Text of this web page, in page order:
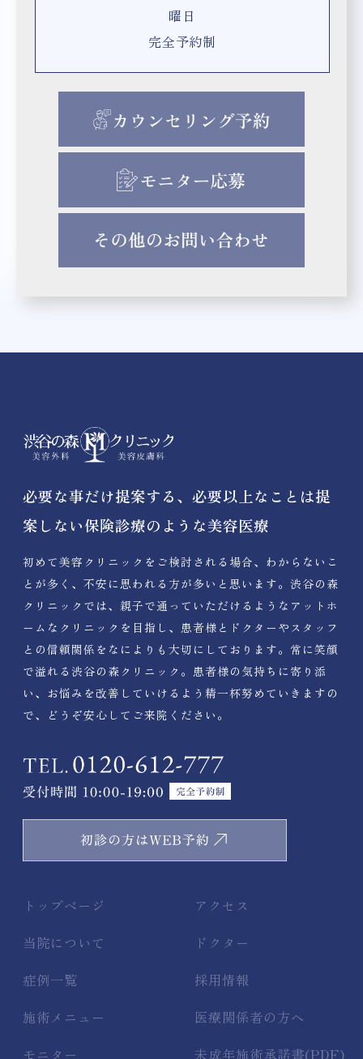
曜日
完全予約制
必要な事だけ提案する、必要以上なことは提
案しない保険診療のような美容医療
初めて美容クリニックをご検討される場合、わからないこ
とが多く、不安に思われる方が多いと思います。渋谷の森
クリニックでは、親子で通っていただけるようなアットホ
ームなクリニックを目指し、患者様とドクターやスタッフ
との信頼関係をなによりも大切にしております。常に笑顔
で溢れる渋谷の森クリニック。患者様の気持ちに寄り添
い、お悩みを改善していけるよう精一杯努めていきますの
で、どうぞ安心してご来院ください。
トップページ
当院について
症例一覧
施術メニュー
モニター
アクセス
ドクター
採用情報
医療関係者の方へ
未成年施術承諾書(PDF)